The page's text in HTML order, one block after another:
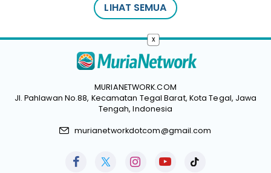
LIHAT SEMUA
MURIANETWORK.COM
Jl. Pahlawan No.88, Kecamatan Tegal Barat, Kota Tegal, Jawa
Tengah, Indonesia
murianetworkdotcom@gmail.com
x